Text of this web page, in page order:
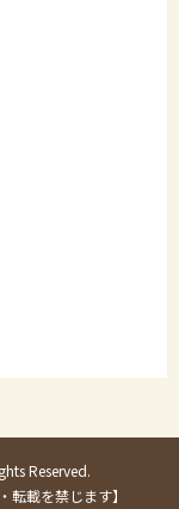
Reserved.
転載を禁じます】